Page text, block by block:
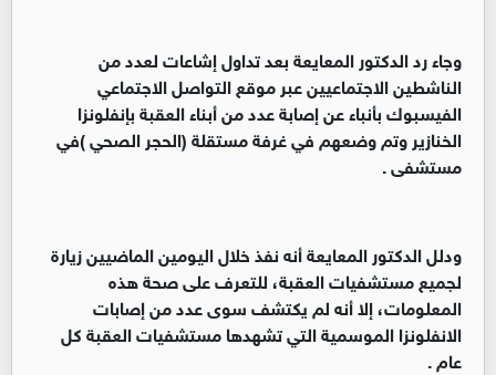
وجاء رد الدكتور المعايعة بعد تداول إشاعات لعدد من
الناشطين الاجتماعيين عبر موقع التواصل الاجتماعي
الفيسبوك بأنباء عن إصابة عدد من أبناء العقبة بإنفلونزا
الخنازير وتم وضعهم في غرفة مستقلة (الحجر الصحي )في
مستشفى .
ودلل الدكتور المعايعة أنه نفذ خلال اليومين الماضيين زيارة
لجميع مستشفيات العقبة، للتعرف على صحة هذه
المعلومات، إلا أنه لم يكتشف سوى عدد من إصابات
الانفلونزا الموسمية التي تشهدها مستشفيات العقبة كل
عام .